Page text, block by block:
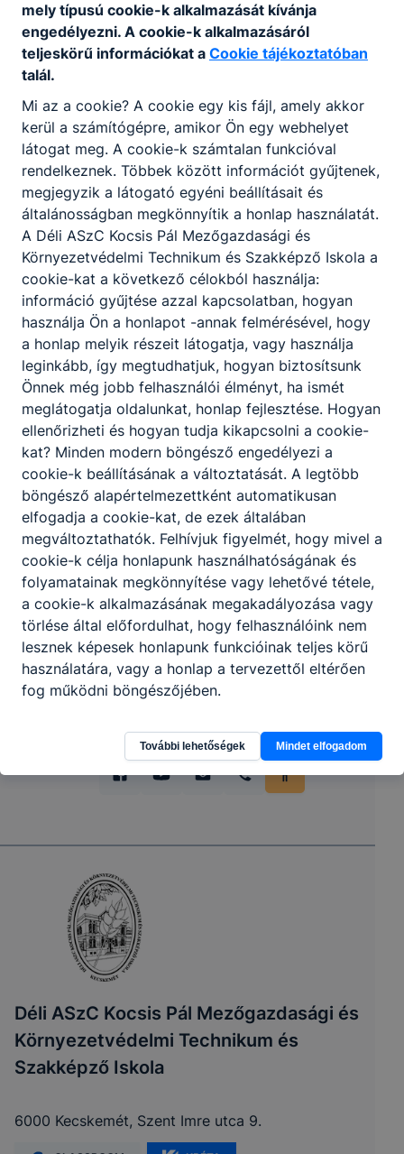
4. óra10.30 – 11.15
5. óra11.25 – 12.10
6. óra 12.20 – 13.05
7. óra 13.15 – 14.00
8. óra14.05 – 14.50
Rövidített
Partnereink
Déli ASzC Kocsis Pál Mezőgazdasági és
Környezetvédelmi Technikum és
Szakképző Iskola
6000 Kecskemét, Szent Imre utca 9.
mely típusú cookie-k alkalmazását kívánja
engedélyezni. A cookie-k alkalmazásáról
teljeskörű információkat a Cookie tájékoztatóban
talál.
Mi az a cookie? A cookie egy kis fájl, amely akkor
kerül a számítógépre, amikor Ön egy webhelyet
látogat meg. A cookie-k számtalan funkcióval
rendelkeznek. Többek között információt gyűjtenek,
megjegyzik a látogató egyéni beállításait és
általánosságban megkönnyítik a honlap használatát.
A Déli ASzC Kocsis Pál Mezőgazdasági és
Környezetvédelmi Technikum és Szakképző Iskola a
cookie-kat a következő célokból használja:
információ gyűjtése azzal kapcsolatban, hogyan
használja Ön a honlapot -annak felmérésével, hogy
a honlap melyik részeit látogatja, vagy használja
leginkább, így megtudhatjuk, hogyan biztosítsunk
Önnek még jobb felhasználói élményt, ha ismét
meglátogatja oldalunkat, honlap fejlesztése. Hogyan
ellenőrizheti és hogyan tudja kikapcsolni a cookie-
kat? Minden modern böngésző engedélyezi a
cookie-k beállításának a változtatását. A legtöbb
böngésző alapértelmezettként automatikusan
elfogadja a cookie-kat, de ezek általában
megváltoztathatók. Felhívjuk figyelmét, hogy mivel a
cookie-k célja honlapunk használhatóságának és
folyamatainak megkönnyítése vagy lehetővé tétele,
a cookie-k alkalmazásának megakadályozása vagy
törlése által előfordulhat, hogy felhasználóink nem
lesznek képesek honlapunk funkcióinak teljes körű
használatára, vagy a honlap a tervezettől eltérően
fog működni böngészőjében.
További lehetőségek Mindet elfogadom